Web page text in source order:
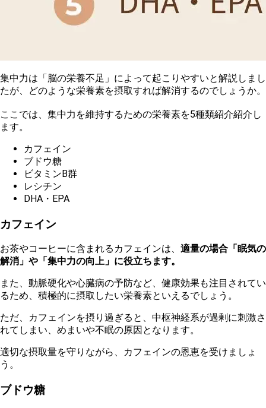
集中力は「脳の栄養不足」によって起こりやすいと解説しまし
たが、どのような栄養素を摂取すれば解消するのでしょうか。
ここでは、集中力を維持するための栄養素を5種類紹介紹介し
ます。
カフェイン
ブ ドウ糖
ビタミンB群
レシチン
DHA・EPA
カフェイン
お茶やコーヒーに含まれるカフェインは、 適量の場合「眠気の
解消」や「集中力の向上」に役立ちます。
ま た、動脈硬化や心臓病の予防など、健康効果も注目されてい
るため、積極的に摂取したい栄養素といえるでしょう。
ただ、カフェインを摂り過ぎると、中枢神経系が過剰に刺激さ
れてしまい、めまいや不眠の原因となります。
適切な摂取量を守りながら、カフェインの恩恵を受けましょ
う。
ブドウ糖